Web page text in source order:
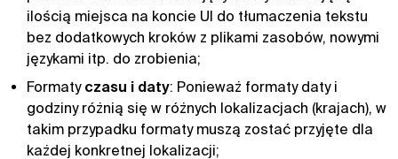
ilością miejsca na koncie UI do tłumaczenia tekstu
bez dodatkowych kroków z plikami zasobów, nowymi
językami itp. do zrobienia;
Formaty czasu i daty: Ponieważ formaty daty i
godziny różnią się w różnych lokalizacjach (krajach), w
takim przypadku formaty muszą zostać przyjęte dla
każdej konkretnej lokalizacji;